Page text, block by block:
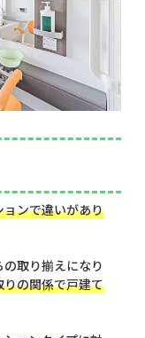
ンで違いがあり
の取り揃えになり
の関係で戸建て